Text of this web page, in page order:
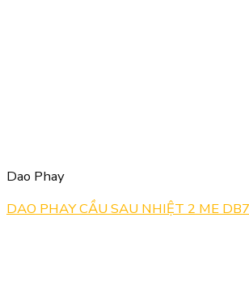
Dao Phay
DAO PHAY CẦU SAU NHIỆT 2 ME